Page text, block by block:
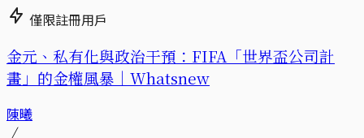
僅限註冊用戶
金元、私有化與政治干預：FIFA「世界盃公司計
畫」的金權風暴｜Whatsnew
陳曦